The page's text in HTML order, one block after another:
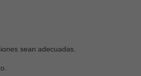
sean adecuadas.